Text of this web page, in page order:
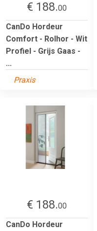
€ 188.00
CanDo Hordeur
Comfort - Rolhor - Wit
Profiel - Grijs Gaas -
...
Praxis
€ 188.00
CanDo Hordeur